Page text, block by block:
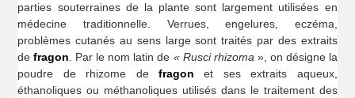
parties souterraines de la plante sont largement utilisées en
médecine traditionnelle. Verrues, engelures, eczéma,
problèmes cutanés au sens large sont traités par des extraits
defragon. Par le nom latin de « Rusci rhizoma», on désigne la
poudre de rhizome defragon et ses extraits aqueux,
éthanoliques ou méthanoliques utilisés dans le traitement des